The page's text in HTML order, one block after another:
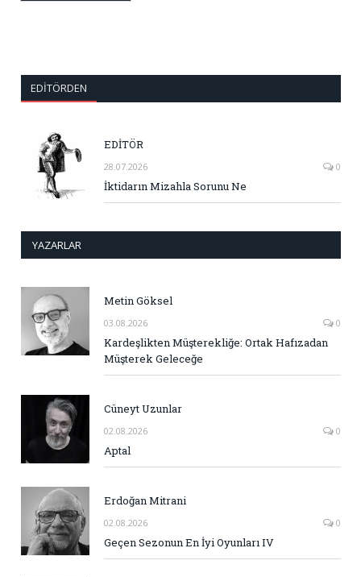
EDITÖRDEN
EDİTÖR
28.07.2026 0
İktidarın Mizahla Sorunu Ne
YAZARLAR
Metin Göksel
03.08.2026 0
Kardeşlikten Müşterekliğe: Ortak Hafızadan
Müşterek Geleceğe
Cüneyt Uzunlar
02.08.2026 0
Aptal
Erdoğan Mitrani
02.08.2026 0
Geçen Sezonun En İyi Oyunları IV